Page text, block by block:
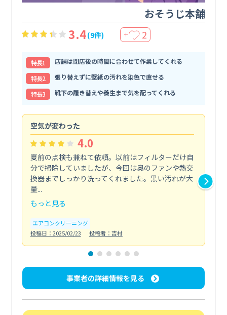
おそうじ本舗
3.4(9件) ＋ 2
特⻑1
店舗は閉店後の時間に合わせて作業してくれる
特⻑2
張り替えずに壁紙の汚れを染色で直せる
特⻑3
靴下の履き替えや養生まで気を配ってくれる
空気が変わった
4.0
夏前の点検も兼ねて依頼。以前はフィルターだけ自
分で掃除していましたが、今回は奥のファンや熱交
換器までしっかり洗ってくれました。黒い汚れが大
量...
もっと見る
エアコンクリーニング
投稿日：2025/02/23
投稿者：吉村
事業者の詳細情報を見る